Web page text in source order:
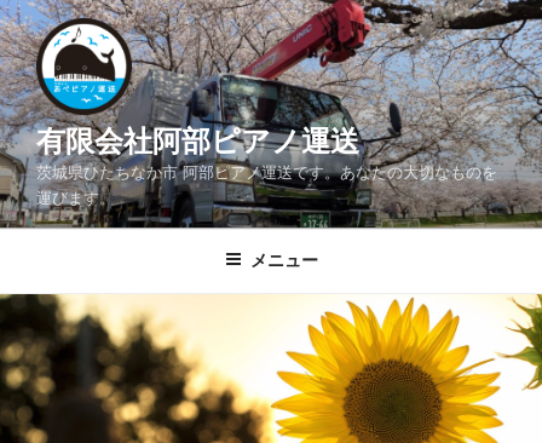
コ
ン
テ
ン
ツ
へ
ス
キ
有限会社阿部ピアノ運送
茨城県ひたちなか市 阿部ピアノ運送です。あなたの大切なものを
運びます。
メニュー